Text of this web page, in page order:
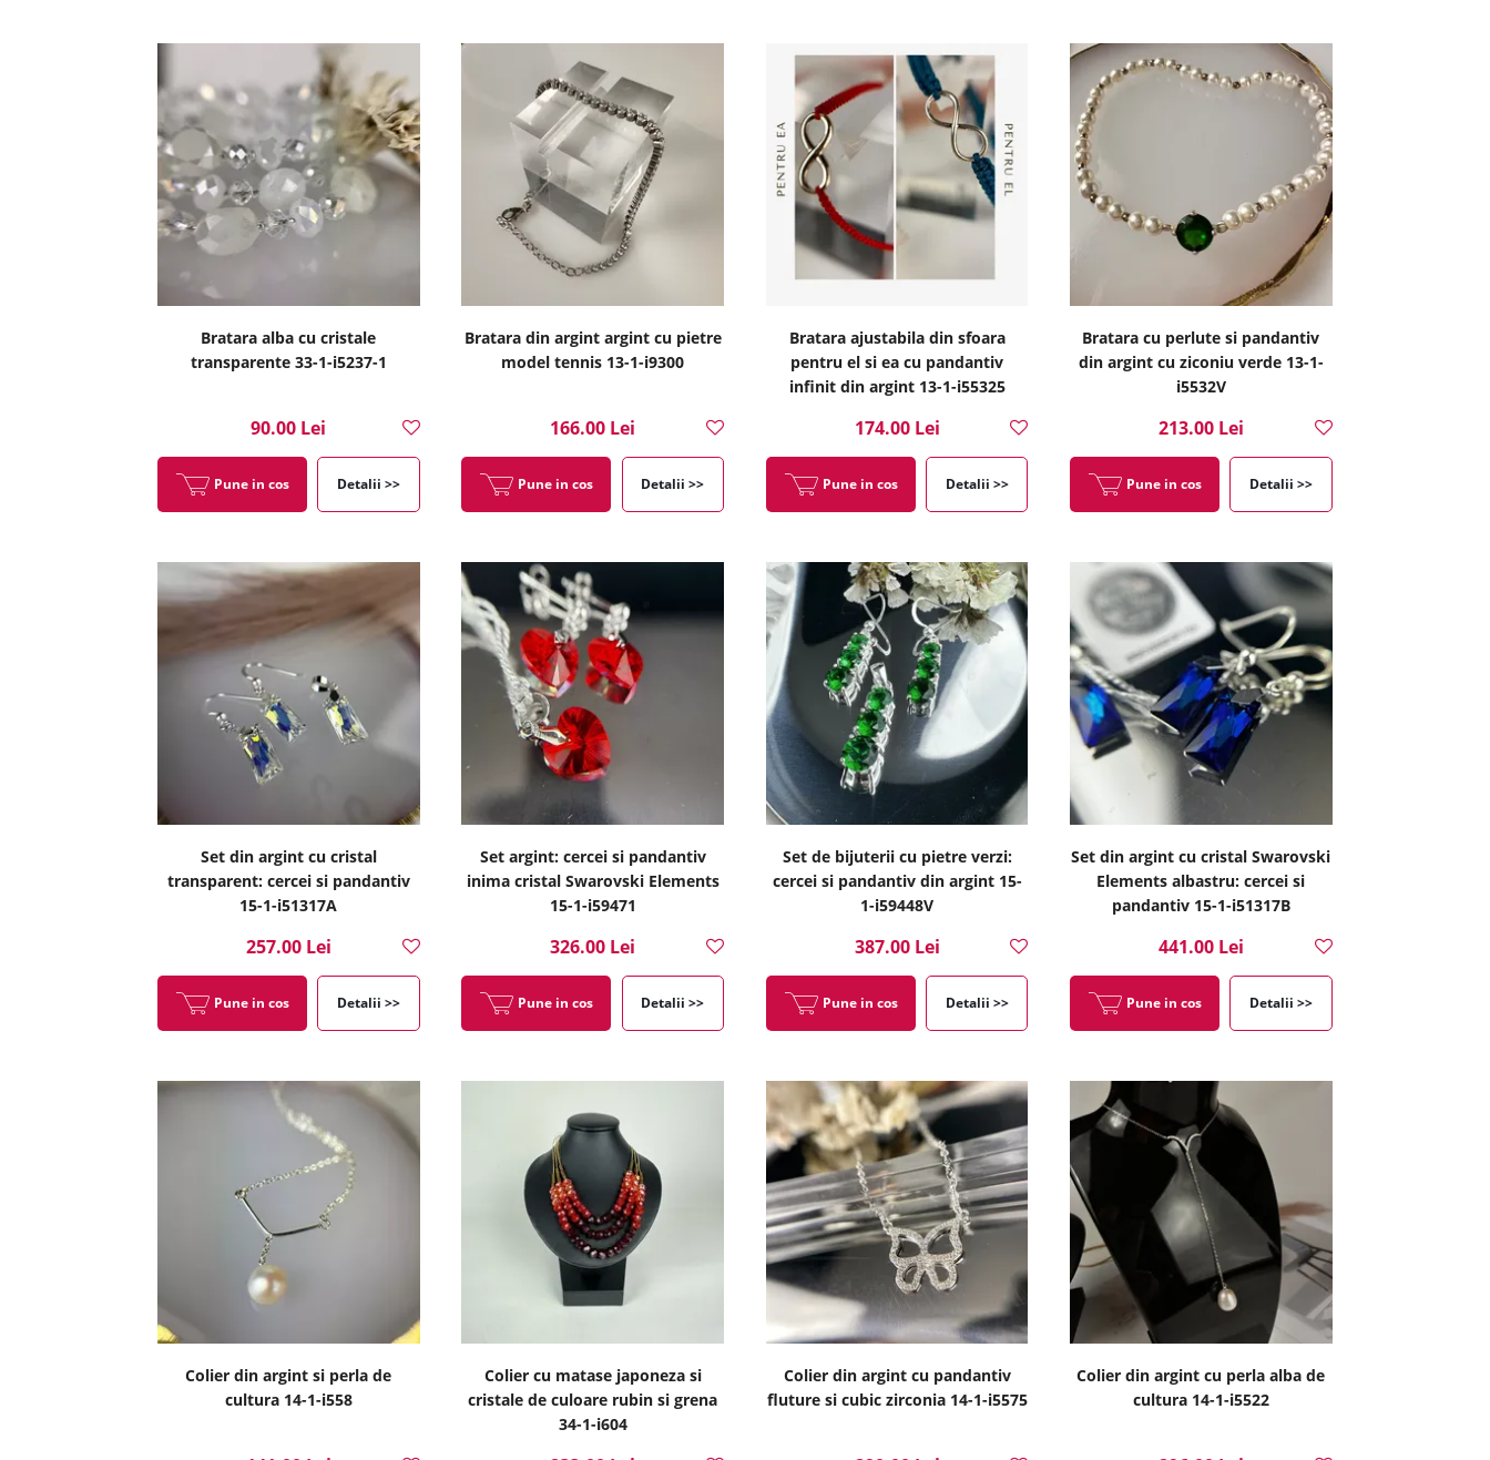
Bratara alba cu cristale
transparente 33-1-i5237-1
90.00 Lei
Pune in cos Detalii >>
Bratara din argint argint cu pietre
model tennis 13-1-i9300
166.00 Lei
Pune in cos Detalii >>
Bratara ajustabila din sfoara
pentru el si ea cu pandantiv
infinit din argint 13-1-i55325
174.00 Lei
Pune in cos Detalii >>
Bratara cu perlute si pandantiv
din argint cu ziconiu verde 13-1-
i5532V
213.00 Lei
Pune in cos Detalii >>
Set din argint cu cristal
transparent: cercei si pandantiv
15-1-i51317A
257.00 Lei
Pune in cos Detalii >>
Set argint: cercei si pandantiv
inima cristal Swarovski Elements
15-1-i59471
326.00 Lei
Pune in cos Detalii >>
Set de bijuterii cu pietre verzi:
cercei si pandantiv din argint 15-
1-i59448V
387.00 Lei
Pune in cos Detalii >>
Set din argint cu cristal Swarovski
Elements albastru: cercei si
pandantiv 15-1-i51317B
441.00 Lei
Pune in cos Detalii >>
Colier din argint si perla de
cultura 14-1-i558
Colier cu matase japoneza si
cristale de culoare rubin si grena
34-1-i604
Colier din argint cu pandantiv
fluture si cubic zirconia 14-1-i5575
Colier din argint cu perla alba de
cultura 14-1-i5522